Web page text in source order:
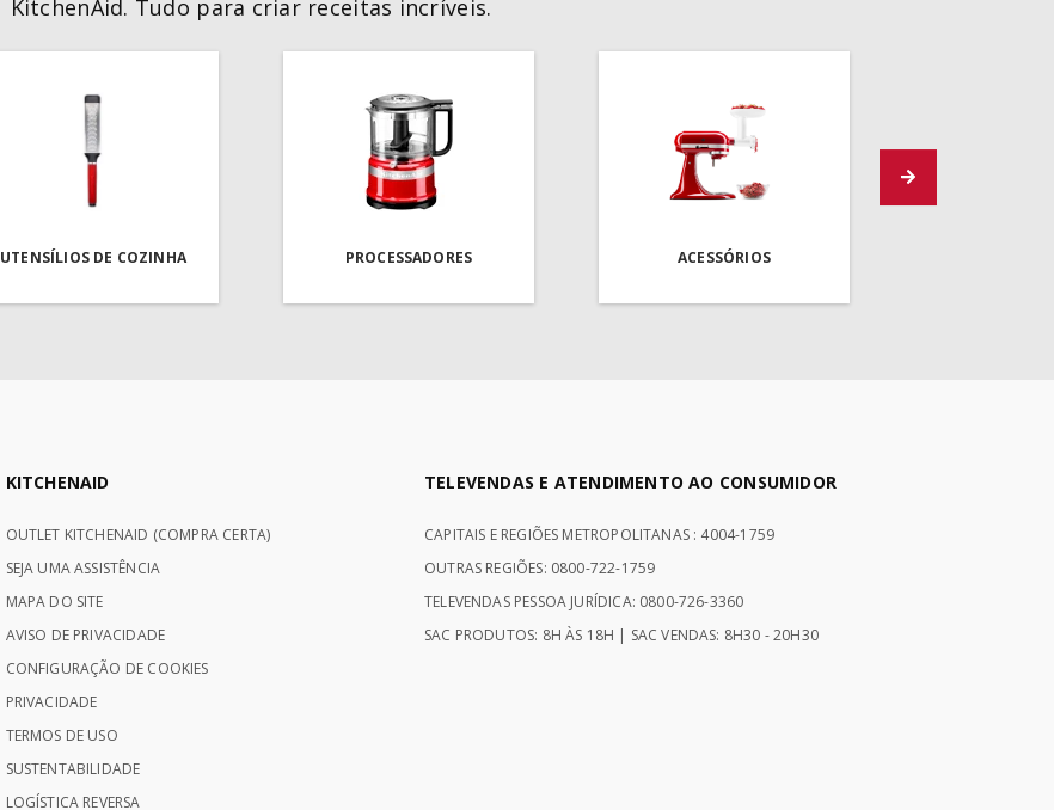
KitchenAid. Tudo para criar receitas incríveis.
UTENSÍLIOS DE COZINHA PROCESSADORES ACESSÓRIOS
KITCHENAID
OUTLET KITCHENAID (COMPRA CERTA)
SEJA UMA ASSISTÊNCIA
MAPA DO SITE
AVISO DE PRIVACIDADE
CONFIGURAÇÃO DE COOKIES
PRIVACIDADE
TERMOS DE USO
SUSTENTABILIDADE
LOGÍSTICA REVERSA
TELEVENDAS E ATENDIMENTO AO CONSUMIDOR
CAPITAIS E REGIÕES METROPOLITANAS : 4004-1759
OUTRAS REGIÕES: 0800-722-1759
TELEVENDAS PESSOA JURÍDICA: 0800-726-3360
SAC PRODUTOS: 8H ÀS 18H | SAC VENDAS: 8H30 - 20H30